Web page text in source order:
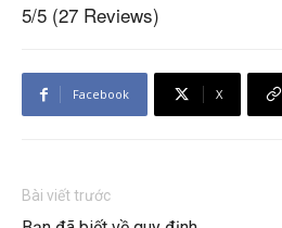
5/5 (27 Reviews)
Facebook X
Bài viết trước